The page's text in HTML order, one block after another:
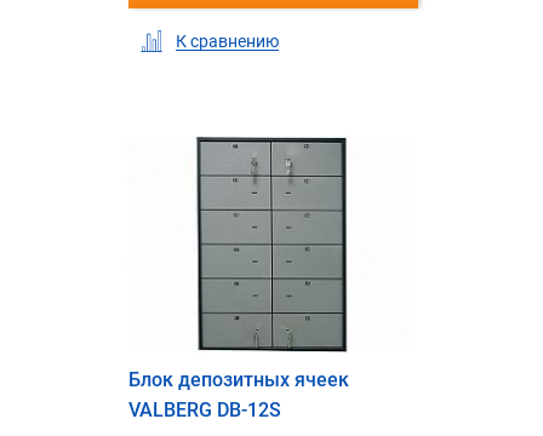
К сравнению
Блок депозитных ячеек
VALBERG DB-12S